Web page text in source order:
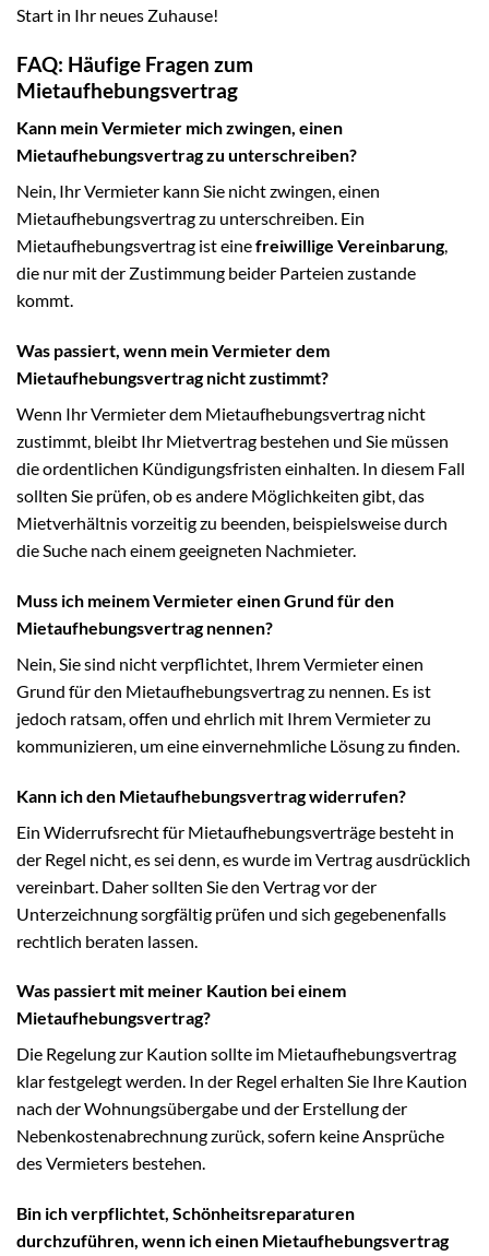
Start in Ihr neues Zuhause!
FAQ: Häufige Fragen zum
Mietaufhebungsvertrag
Kann mein Vermieter mich zwingen, einen
Mietaufhebungsvertrag zu unterschreiben?
Nein, Ihr Vermieter kann Sie nicht zwingen, einen
Mietaufhebungsvertrag zu unterschreiben. Ein
Mietaufhebungsvertrag ist einefreiwillige Vereinbarung,
die nur mit der Zustimmung beider Parteien zustande
kommt.
Was passiert, wenn mein Vermieter dem
Mietaufhebungsvertrag nicht zustimmt?
Wenn Ihr Vermieter dem Mietaufhebungsvertrag nicht
zustimmt, bleibt Ihr Mietvertrag bestehen und Sie müssen
die ordentlichen Kündigungsfristen einhalten. In diesem Fall
sollten Sie prüfen, ob es andere Möglichkeiten gibt, das
Mietverhältnis vorzeitig zu beenden, beispielsweise durch
die Suche nach einem geeigneten Nachmieter.
Muss ich meinem Vermieter einen Grund für den
Mietaufhebungsvertrag nennen?
Nein, Sie sind nicht verpflichtet, Ihrem Vermieter einen
Grund für den Mietaufhebungsvertrag zu nennen. Es ist
jedoch ratsam, offen und ehrlich mit Ihrem Vermieter zu
kommunizieren, um eine einvernehmliche Lösung zu finden.
Kann ich den Mietaufhebungsvertrag widerrufen?
Ein Widerrufsrecht für Mietaufhebungsverträge besteht in
der Regel nicht, es sei denn, es wurde im Vertrag ausdrücklich
vereinbart. Daher sollten Sie den Vertrag vor der
Unterzeichnung sorgfältig prüfen und sich gegebenenfalls
rechtlich beraten lassen.
Was passiert mit meiner Kaution bei einem
Mietaufhebungsvertrag?
Die Regelung zur Kaution sollte im Mietaufhebungsvertrag
klar festgelegt werden. In der Regel erhalten Sie Ihre Kaution
nach der Wohnungsübergabe und der Erstellung der
Nebenkostenabrechnung zurück, sofern keine Ansprüche
des Vermieters bestehen.
Bin ich verpflichtet, Schönheitsreparaturen
durchzuführen, wenn ich einen Mietaufhebungsvertrag